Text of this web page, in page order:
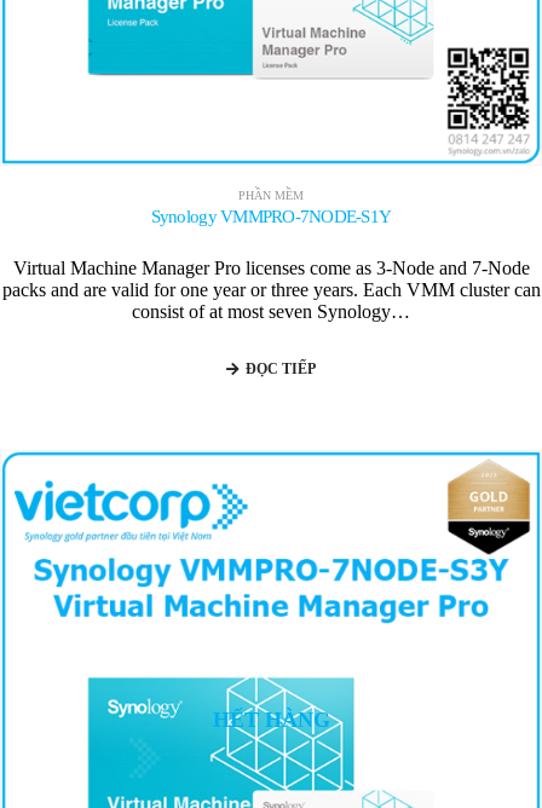
PHẦN MỀM
Synology VMMPRO-7NODE-S1Y
Virtual Machine Manager Pro licenses come as 3-Node and 7-Node
packs and are valid for one year or three years. Each VMM cluster can
consist of at most seven Synology…
ĐỌC TIẾP
HẾT HÀNG